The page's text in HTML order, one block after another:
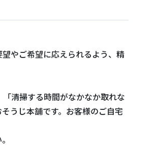
やご希望に応えられるよう、精
清掃する時間がなかなか取れな
うじ本舗です。お客様のご自宅